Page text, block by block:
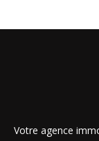
Votre agence